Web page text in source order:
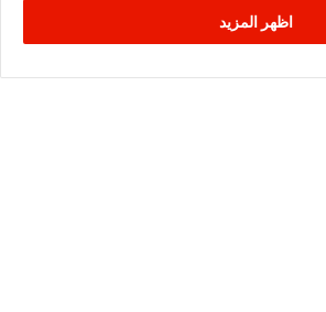
اظهر المزيد